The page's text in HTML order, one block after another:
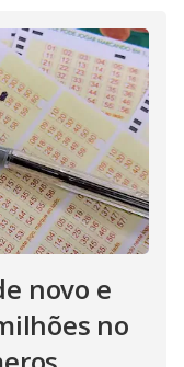
novo e
no